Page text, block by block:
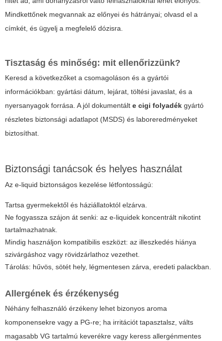
Mindkettőnek megvannak az előnyei és hátrányai; olvasd el a
címkét, és ügyelj a megfelelő dózisra.
Tisztaság és minőség: mit ellenőrizzünk?
Keresd a következőket a csomagoláson és a gyártói
információkban: gyártási dátum, lejárat, töltési javaslat, és a
nyersanyagok forrása. A jól dokumentált e cigi folyadék gyártó
részletes biztonsági adatlapot (MSDS) és laboreredményeket
biztosíthat.
Biztonsági tanácsok és helyes használat
Az e-liquid biztonságos kezelése létfontosságú:
Tartsa gyermekektől és háziállatoktól elzárva.
Ne fogyassza szájon át senki: az e-liquidek koncentrált nikotint
tartalmazhatnak.
Mindig használjon kompatibilis eszközt: az illeszkedés hiánya
szivárgáshoz vagy rövidzárlathoz vezethet.
Tárolás: hűvös, sötét hely, légmentesen zárva, eredeti palackban.
Allergének és érzékenység
Néhány felhasználó érzékeny lehet bizonyos aroma
komponensekre vagy a PG-re; ha irritációt tapasztalsz, válts
magasabb VG tartalmú keverékre vagy keress allergénmentes